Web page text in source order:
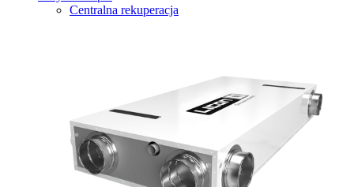
Centralna rekuperacja